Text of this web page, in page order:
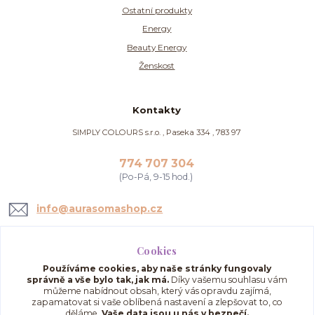
Ostatní produkty
Energy
Beauty Energy
Ženskost
Kontakty
SIMPLY COLOURS s.r.o. , Paseka 334 , 783 97
774 707 304
(Po-Pá, 9-15 hod.)
info@aurasomashop.cz
Cookies
Používáme cookies, aby naše stránky fungovaly
správně a vše bylo tak, jak má. Díky vašemu souhlasu vám
můžeme nabídnout obsah, který vás opravdu zajímá,
zapamatovat si vaše oblíbená nastavení a zlepšovat to, co